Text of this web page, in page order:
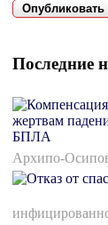
Последние
Архипо-